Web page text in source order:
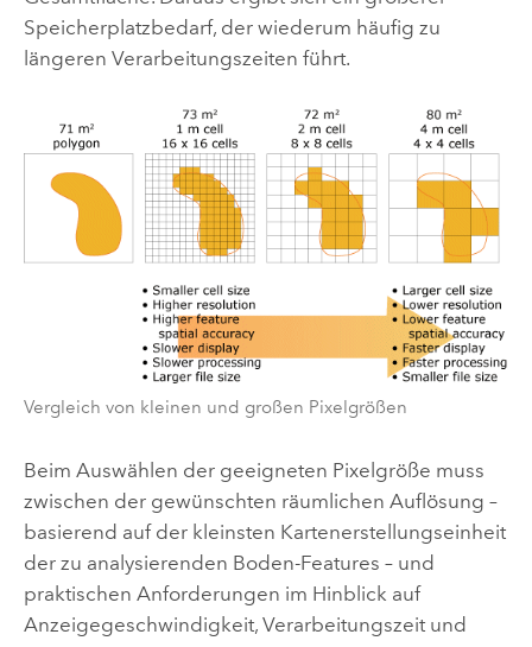
Speicherplatzbedarf, der wiederum häufig zu
längeren Verarbeitungszeiten führt.
Vergleich von kleinen und großen Pixelgrößen
Beim Auswählen der geeigneten Pixelgröße muss
zwischen der gewünschten räumlichen Auflösung –
basierend auf der kleinsten Kartenerstellungseinheit
der zu analysierenden Boden-Features – und
praktischen Anforderungen im Hinblick auf
Anzeigegeschwindigkeit, Verarbeitungszeit und